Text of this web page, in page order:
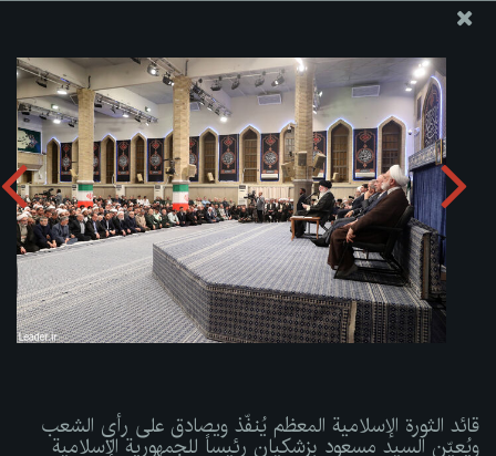
قائد الثورة الإسلامية المعظم يُنفّذ ويصادق على رأي الشعب
ويُعيّن السيد مسعود بزشكيان رئيساً للجمهورية الإسلامية
تحميل الألبوم:zip
قائد الثورة الإسلامية المعظم يُنفّذ ويصادق على رأي الشعب
ويُعيّن السيد مسعود بزشكيان رئيساً للجمهورية الإسلامية